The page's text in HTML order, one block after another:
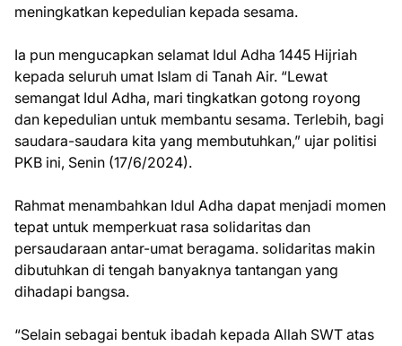
meningkatkan kepedulian kepada sesama.
Ia pun mengucapkan selamat Idul Adha 1445 Hijriah
kepada seluruh umat Islam di Tanah Air. “Lewat
semangat Idul Adha, mari tingkatkan gotong royong
dan kepedulian untuk membantu sesama. Terlebih, bagi
saudara-saudara kita yang membutuhkan,” ujar politisi
PKB ini, Senin (17/6/2024).
Rahmat menambahkan Idul Adha dapat menjadi momen
tepat untuk memperkuat rasa solidaritas dan
persaudaraan antar-umat beragama. solidaritas makin
dibutuhkan di tengah banyaknya tantangan yang
dihadapi bangsa.
“Selain sebagai bentuk ibadah kepada Allah SWT atas